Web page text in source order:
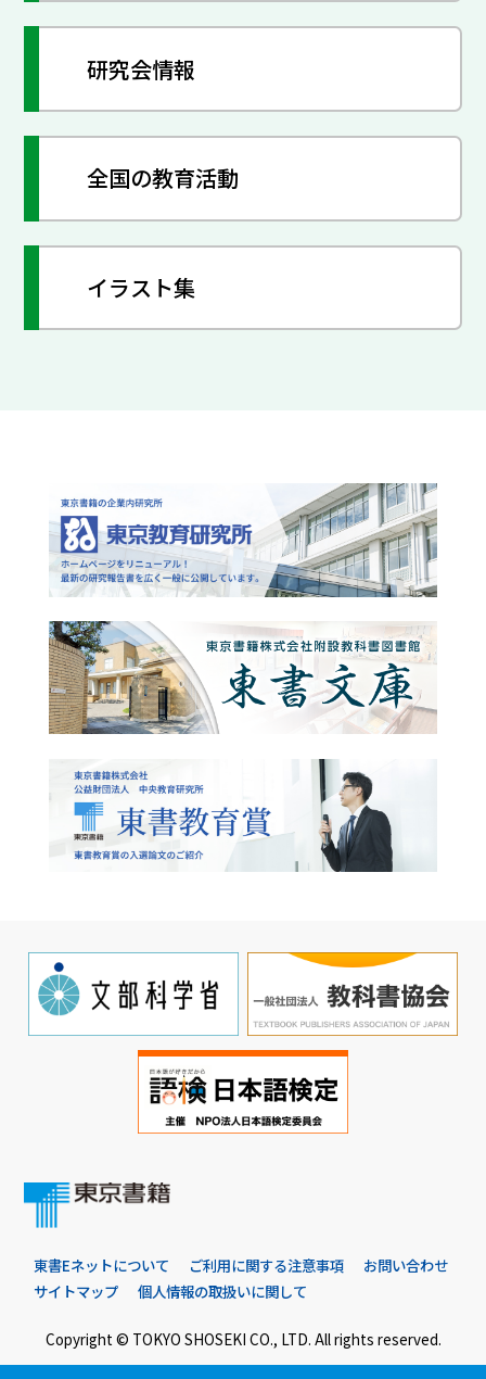
研究会情報
全国の教育活動
イラスト集
東書Eネットについて ご利用に関する注意事項
お問い合わせ
サイトマップ
個人情報の取扱いに関して
Copyright © TOKYO SHOSEKI CO., LTD. All rights reserved.